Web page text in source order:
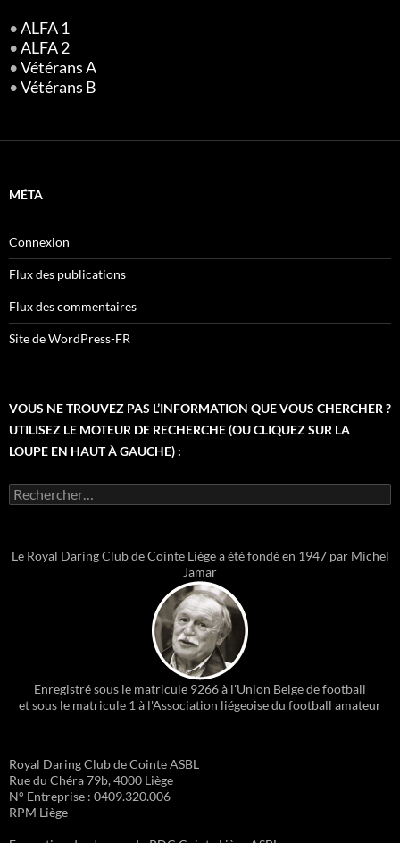
•ALFA 1
•ALFA 2
•Vétérans A
•Vétérans B
MÉTA
Connexion
Flux des publications
Flux des commentaires
Site de WordPress-FR
VOUS NE TROUVEZ PAS L’INFORMATION QUE VOUS CHERCHER ?
UTILISEZ LE MOTEUR DE RECHERCHE (OU CLIQUEZ SUR LA
LOUPE EN HAUT À GAUCHE) :
Rechercher :
Le Royal Daring Club de Cointe Liège a été fondé en 1947 par Michel
Jamar
Enregistré sous le matricule 9266 à l'Union Belge de football
et sous le matricule 1 à l'Association liégeoise du football amateur
Royal Daring Club de Cointe ASBL
Rue du Chéra 79b, 4000 Liège
N° Entreprise : 0409.320.006
RPM Liège